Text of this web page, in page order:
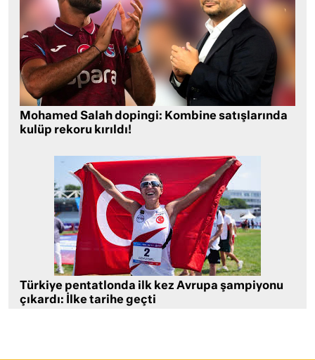
Mohamed Salah dopingi: Kombine satışlarında
kulüp rekoru kırıldı!
Türkiye pentatlonda ilk kez Avrupa şampiyonu
çıkardı: İlke tarihe geçti